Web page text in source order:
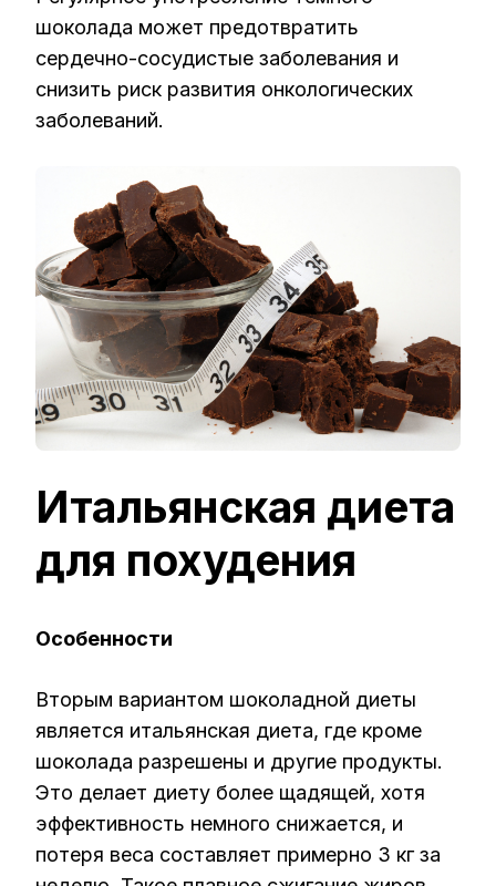
шоколада может предотвратить
сердечно-сосудистые заболевания и
снизить риск развития онкологических
заболеваний.
Итальянская диета
для похудения
Особенности
Вторым вариантом шоколадной диеты
является итальянская диета, где кроме
шоколада разрешены и другие продукты.
Это делает диету более щадящей, хотя
эффективность немного снижается, и
потеря веса составляет примерно 3 кг за